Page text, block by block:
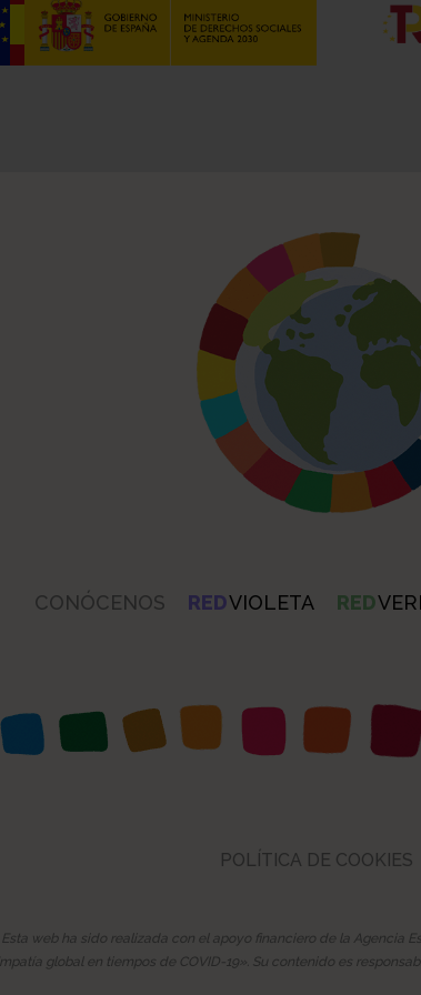
CONÓCENOS REDVIOLETA RED
POLÍTICA DE COOKIES
Esta web ha sido realizada con el apoyo financiero de la Agencia
global en tiempos de COVID-19». Su contenido es